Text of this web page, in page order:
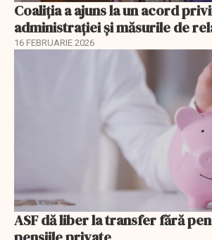
Coaliția a ajuns la un acord
administrației și măsurile de
16 FEBRUARIE 2026
ASF dă liber la transfer fără